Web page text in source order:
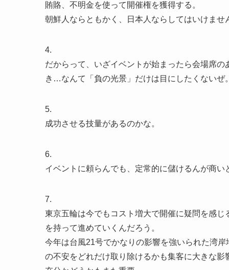
賄賂、不明金を使って開催権を獲得する。
朝鮮人ならともかく、日本人ならしてはいけませ
4.
だからって、いざイベントが始まったら会場席
き…なんて「負の光景」だけは目にしたくないぜ
5.
成功させる技量があるのかな。
6.
イベントに頼らんでも、定常的に儲けるんが商い
7.
東京五輪は今でもコスト増大で開催に疑問を感
を持って進めていくんだろう。
今年は台風21号でかなりの影響を強いられた湾
の不安をどれだけ取り除けるかも集客に大きな